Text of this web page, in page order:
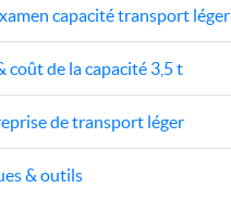
capacité transport léger
coût de la capacité 3,5 t
de transport léger
& outils